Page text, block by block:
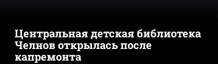
Центральная детская библиотека
Челнов открылась после
капремонта